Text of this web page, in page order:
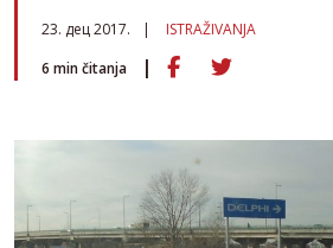
23. дец 2017.
ISTRAŽIVANJA
6 min čitanja